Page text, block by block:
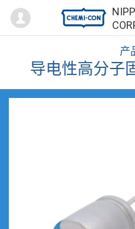
Mypage
产
导电性高分子